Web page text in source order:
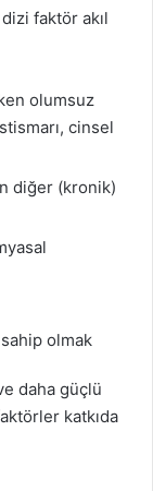
faktör akıl
olumsuz
cinsel
diğer (kronik)
olmak
daha güçlü
katkıda